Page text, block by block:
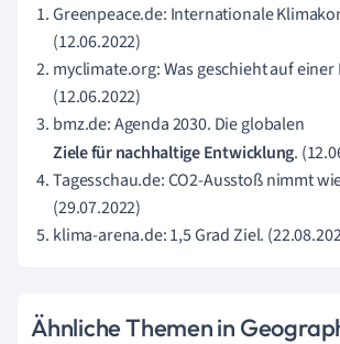
Greenpeace.de: Internationale
(12.06.2022)
myclimate.org: Was geschieht auf
(12.06.2022)
bmz.de: Agenda 2030. Die globalen
Ziele für nachhaltige Entwicklung.
Tagesschau.de: CO2-Ausstoß nimmt
(29.07.2022)
klima-arena.de: 1,5 Grad Ziel.
Ähnliche Themen in